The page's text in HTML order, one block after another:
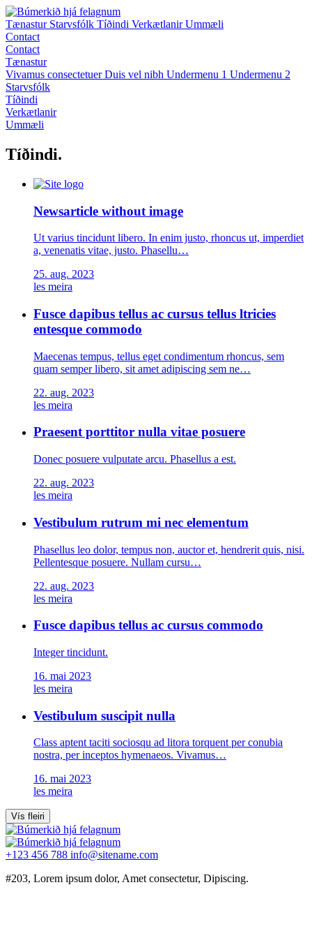
Tænastur Starvsfólk Tíðindi VerkætlanirUmmæli
Contact
Contact
Tænastur
Vivamus consectetuer Duis vel nibh Undermenu 1 Undermenu 2
Starvsfólk
Tíðindi
Verkætlanir
Ummæli
Tíðindi.
Newsarticle without image
Ut varius tincidunt libero. In enim justo, rhoncus ut, imperdiet
a, venenatis vitae, justo. Phasellu…
25. aug. 2023
les meira
Fusce dapibus tellus ac cursus tellus ltricies
entesque commodo
Maecenas tempus, tellus eget condimentum rhoncus, sem
quam semper libero, sit amet adipiscing sem ne…
22. aug. 2023
les meira
Praesent porttitor nulla vitae posuere
Donec posuere vulputate arcu. Phasellus a est.
22. aug. 2023
les meira
Vestibulum rutrum mi nec elementum
Phasellus leo dolor, tempus non, auctor et, hendrerit quis, nisi.
Pellentesque posuere. Nullam cursu…
22. aug. 2023
les meira
Fusce dapibus tellus ac cursus commodo
Integer tincidunt.
16. mai 2023
les meira
Vestibulum suscipit nulla
Class aptent taciti sociosqu ad litora torquent per conubia
nostra, per inceptos hymenaeos. Vivamus…
16. mai 2023
les meira
Vís fleiri
+123 456 788 info@sitename.com
#203, Lorem ipsum dolor, Amet consectetur, Dipiscing.